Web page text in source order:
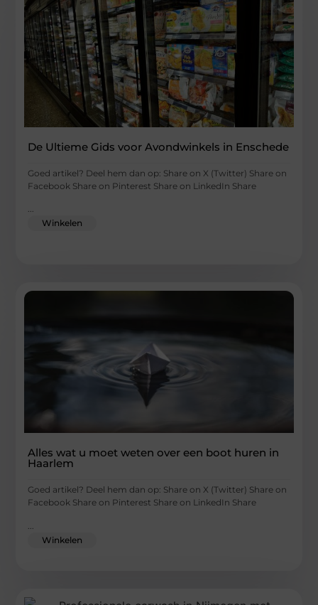
De Ultieme Gids voor Avondwinkels in Enschede
Goed artikel? Deel hem dan op: Share on X (Twitter) Share on
Facebook Share on Pinterest Share on LinkedIn Share
...
Winkelen
Alles wat u moet weten over een boot huren in
Haarlem
Goed artikel? Deel hem dan op: Share on X (Twitter) Share on
Facebook Share on Pinterest Share on LinkedIn Share
Winkelen